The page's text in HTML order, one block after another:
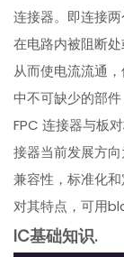
连接器。即连接
在电路内被阻断
从而使电流流通
中不可缺少的部
FPC 连接器与板
接器当前发展方
兼容性，标准化
对其特点，可用
IC基础知识.